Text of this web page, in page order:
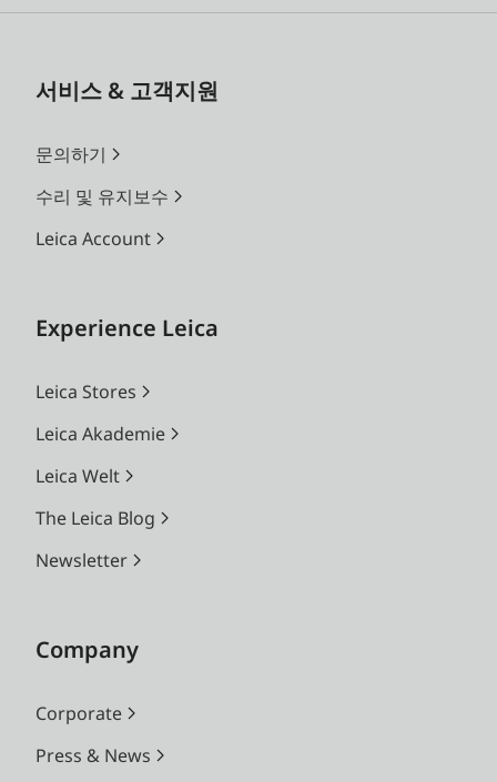
서비스 & 고객지원
문의하기
수리 및 유지보수
Leica Account
Experience Leica
Leica Stores
Leica Akademie
Leica Welt
The Leica Blog
Newsletter
Company
Corporate
Press & News